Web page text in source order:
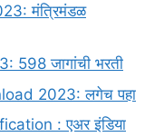
मंत्रिमंडळ
जागांची भरती
2023: लगेच पहा
: एअर इंडिया